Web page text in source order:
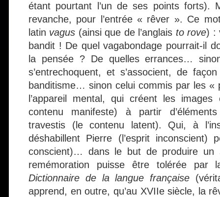
étant pourtant l’un de ses points forts).
revanche, pour l’entrée « rêver ». Ce
latin vagus (ainsi que de l’anglais to rove) :
bandit ! De quel vagabondage pourrait-il
la pensée ? De quelles errances…
s’entrechoquent, et s’associent, de
banditisme… sinon celui commis par les «
l’appareil mental, qui créent les
contenu manifeste) à partir
travestis (le contenu latent). Qui, à
déshabillent Pierre (l’esprit inconscient)
conscient)… dans le but de produire un
remémoration puisse être tolérée par
Dictionnaire de la langue française
apprend, en outre, qu’au XVIIe siècle, la